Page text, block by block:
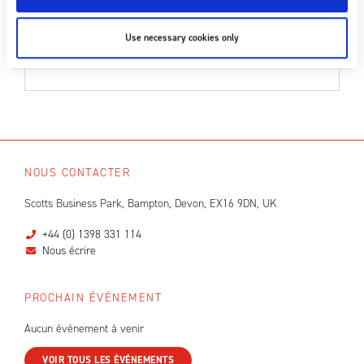
Use necessary cookies only
CATÉGORIES
Uncategorized
NOUS CONTACTER
Scotts Business Park, Bampton, Devon, EX16 9DN, UK
+44 (0) 1398 331 114
Nous écrire
PROCHAIN ÉVÉNEMENT
Aucun événement à venir
VOIR TOUS LES ÉVÉNEMENTS